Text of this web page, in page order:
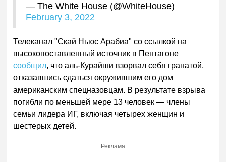
— The White House (@WhiteHouse)
February 3, 2022
Телеканал "Скай Ньюс Арабиа" со ссылкой на
высокопоставленный источник в Пентагоне
сообщил, что аль-Курайши взорвал себя гранатой,
отказавшись сдаться окружившим его дом
американским спецназовцам. В результате взрыва
погибли по меньшей мере 13 человек — члены
семьи лидера ИГ, включая четырех женщин и
шестерых детей.
Реклама